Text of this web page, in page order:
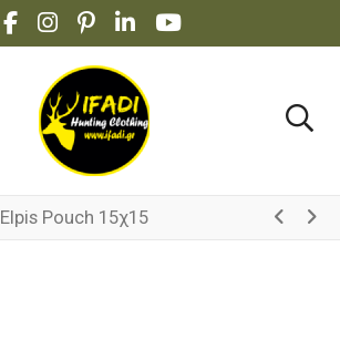
FACEBOOK SOCIAL LINK
INSTAGRAM SOCIAL LINK
PINTEREST SOCIAL LINK
LINKEDIN SOCIAL LINK
YOUTUBE SOCIAL
Elpis Pouch 15χ15